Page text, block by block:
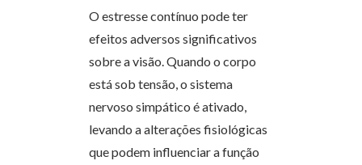
O estresse contínuo pode ter
efeitos adversos significativos
sobre a visão. Quando o corpo
está sob tensão, o sistema
nervoso simpático é ativado,
levando a alterações fisiológicas
que podem influenciar a função